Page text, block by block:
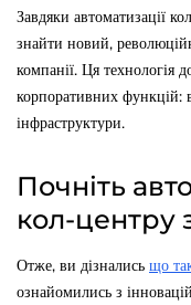
Завдяки автоматизації
знайти новий,
компанії. Ця технологія
корпоративних функцій:
інфраструктури.
Почніть
кол-центру
Отже, ви дізнались що
ознайомились з